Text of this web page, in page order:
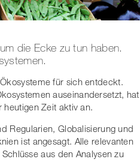
die Ecke zu tun haben.
für sich entdeckt.
auseinandersetzt, hat
Zeit aktiv an.
Regularien, Globalisierung und
ist angesagt. Alle relevanten
aus den Analysen zu